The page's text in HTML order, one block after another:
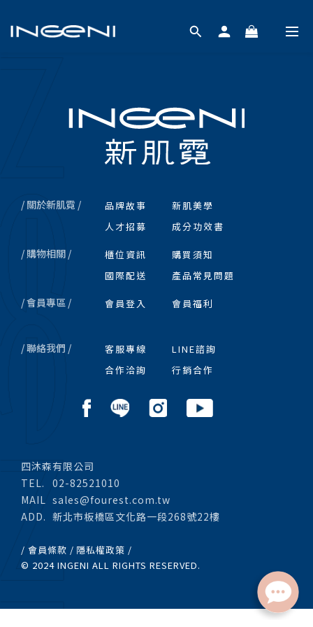
/ 關於新肌霓 / 品牌故事
新肌美學
人才招募
成分功效書
/ 購物相關 / 櫃位資訊
購買須知
國際配送
產品常見問題
/ 會員專區 / 會員登入 會員福利
/ 聯絡我們 / 客服專線
LINE諮詢
合作洽詢
行銷合作
四沐森有限公司
TEL.
02-82521010
MAIL sales@fourest.com.tw
ADD. 新北市板橋區文化路一段268號22樓
/ 會員條款 / 隱私權政策 /
© 2024 INGENI ALL RIGHTS RESERVED.